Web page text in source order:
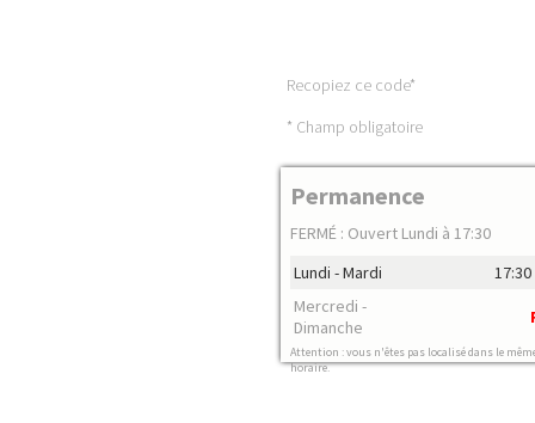
Recopiez ce code*
* Champ obligatoire
Permanence
FERMÉ : Ouvert Lundi à 17:30
Lundi - Mardi
17:30
Mercredi -
Dimanche
Attention : vous n'êtes pas localisé dans le
horaire.